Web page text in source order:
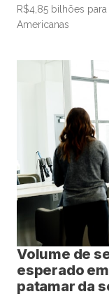
R$4,85 bilhões
Americanas
Volume de
esperado
patamar da